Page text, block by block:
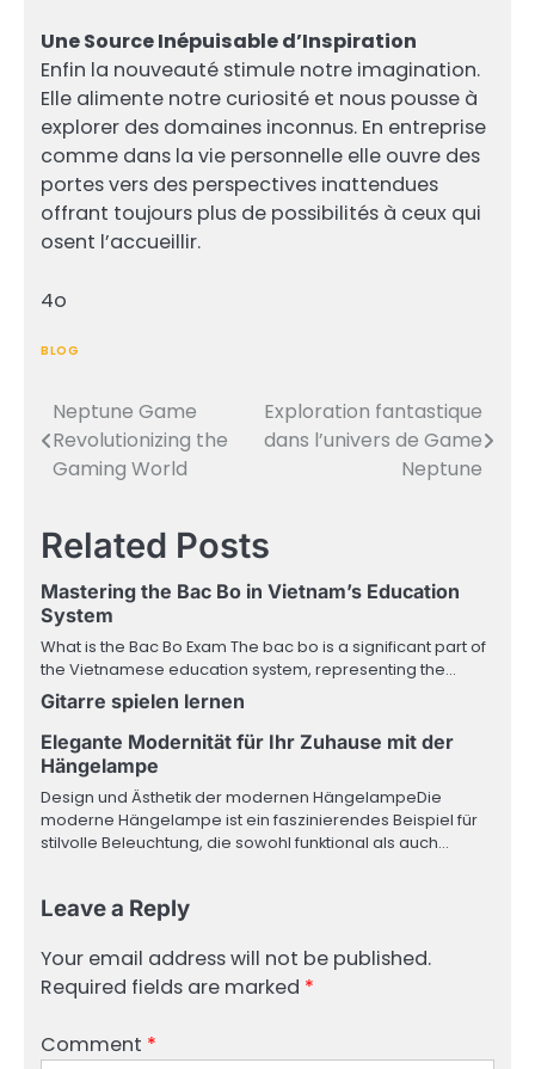
Une Source Inépuisable d’Inspiration
Enfin la nouveauté stimule notre imagination.
Elle alimente notre curiosité et nous pousse à
explorer des domaines inconnus. En entreprise
comme dans la vie personnelle elle ouvre des
portes vers des perspectives inattendues
offrant toujours plus de possibilités à ceux qui
osent l’accueillir.
4o
BLOG
Post
navigation
Neptune Game
Revolutionizing the
Gaming World
Exploration fantastique
dans l’univers de Game
Neptune
Related Posts
Mastering the Bac Bo in Vietnam’s Education
System
What is the Bac Bo Exam The bac bo is a significant part of
the Vietnamese education system, representing the…
Gitarre spielen lernen
Elegante Modernität für Ihr Zuhause mit der
Hängelampe
Design und Ästhetik der modernen HängelampeDie
moderne Hängelampe ist ein faszinierendes Beispiel für
stilvolle Beleuchtung, die sowohl funktional als auch…
Leave a Reply
Your email address will not be published.
Required fields are marked *
Comment *